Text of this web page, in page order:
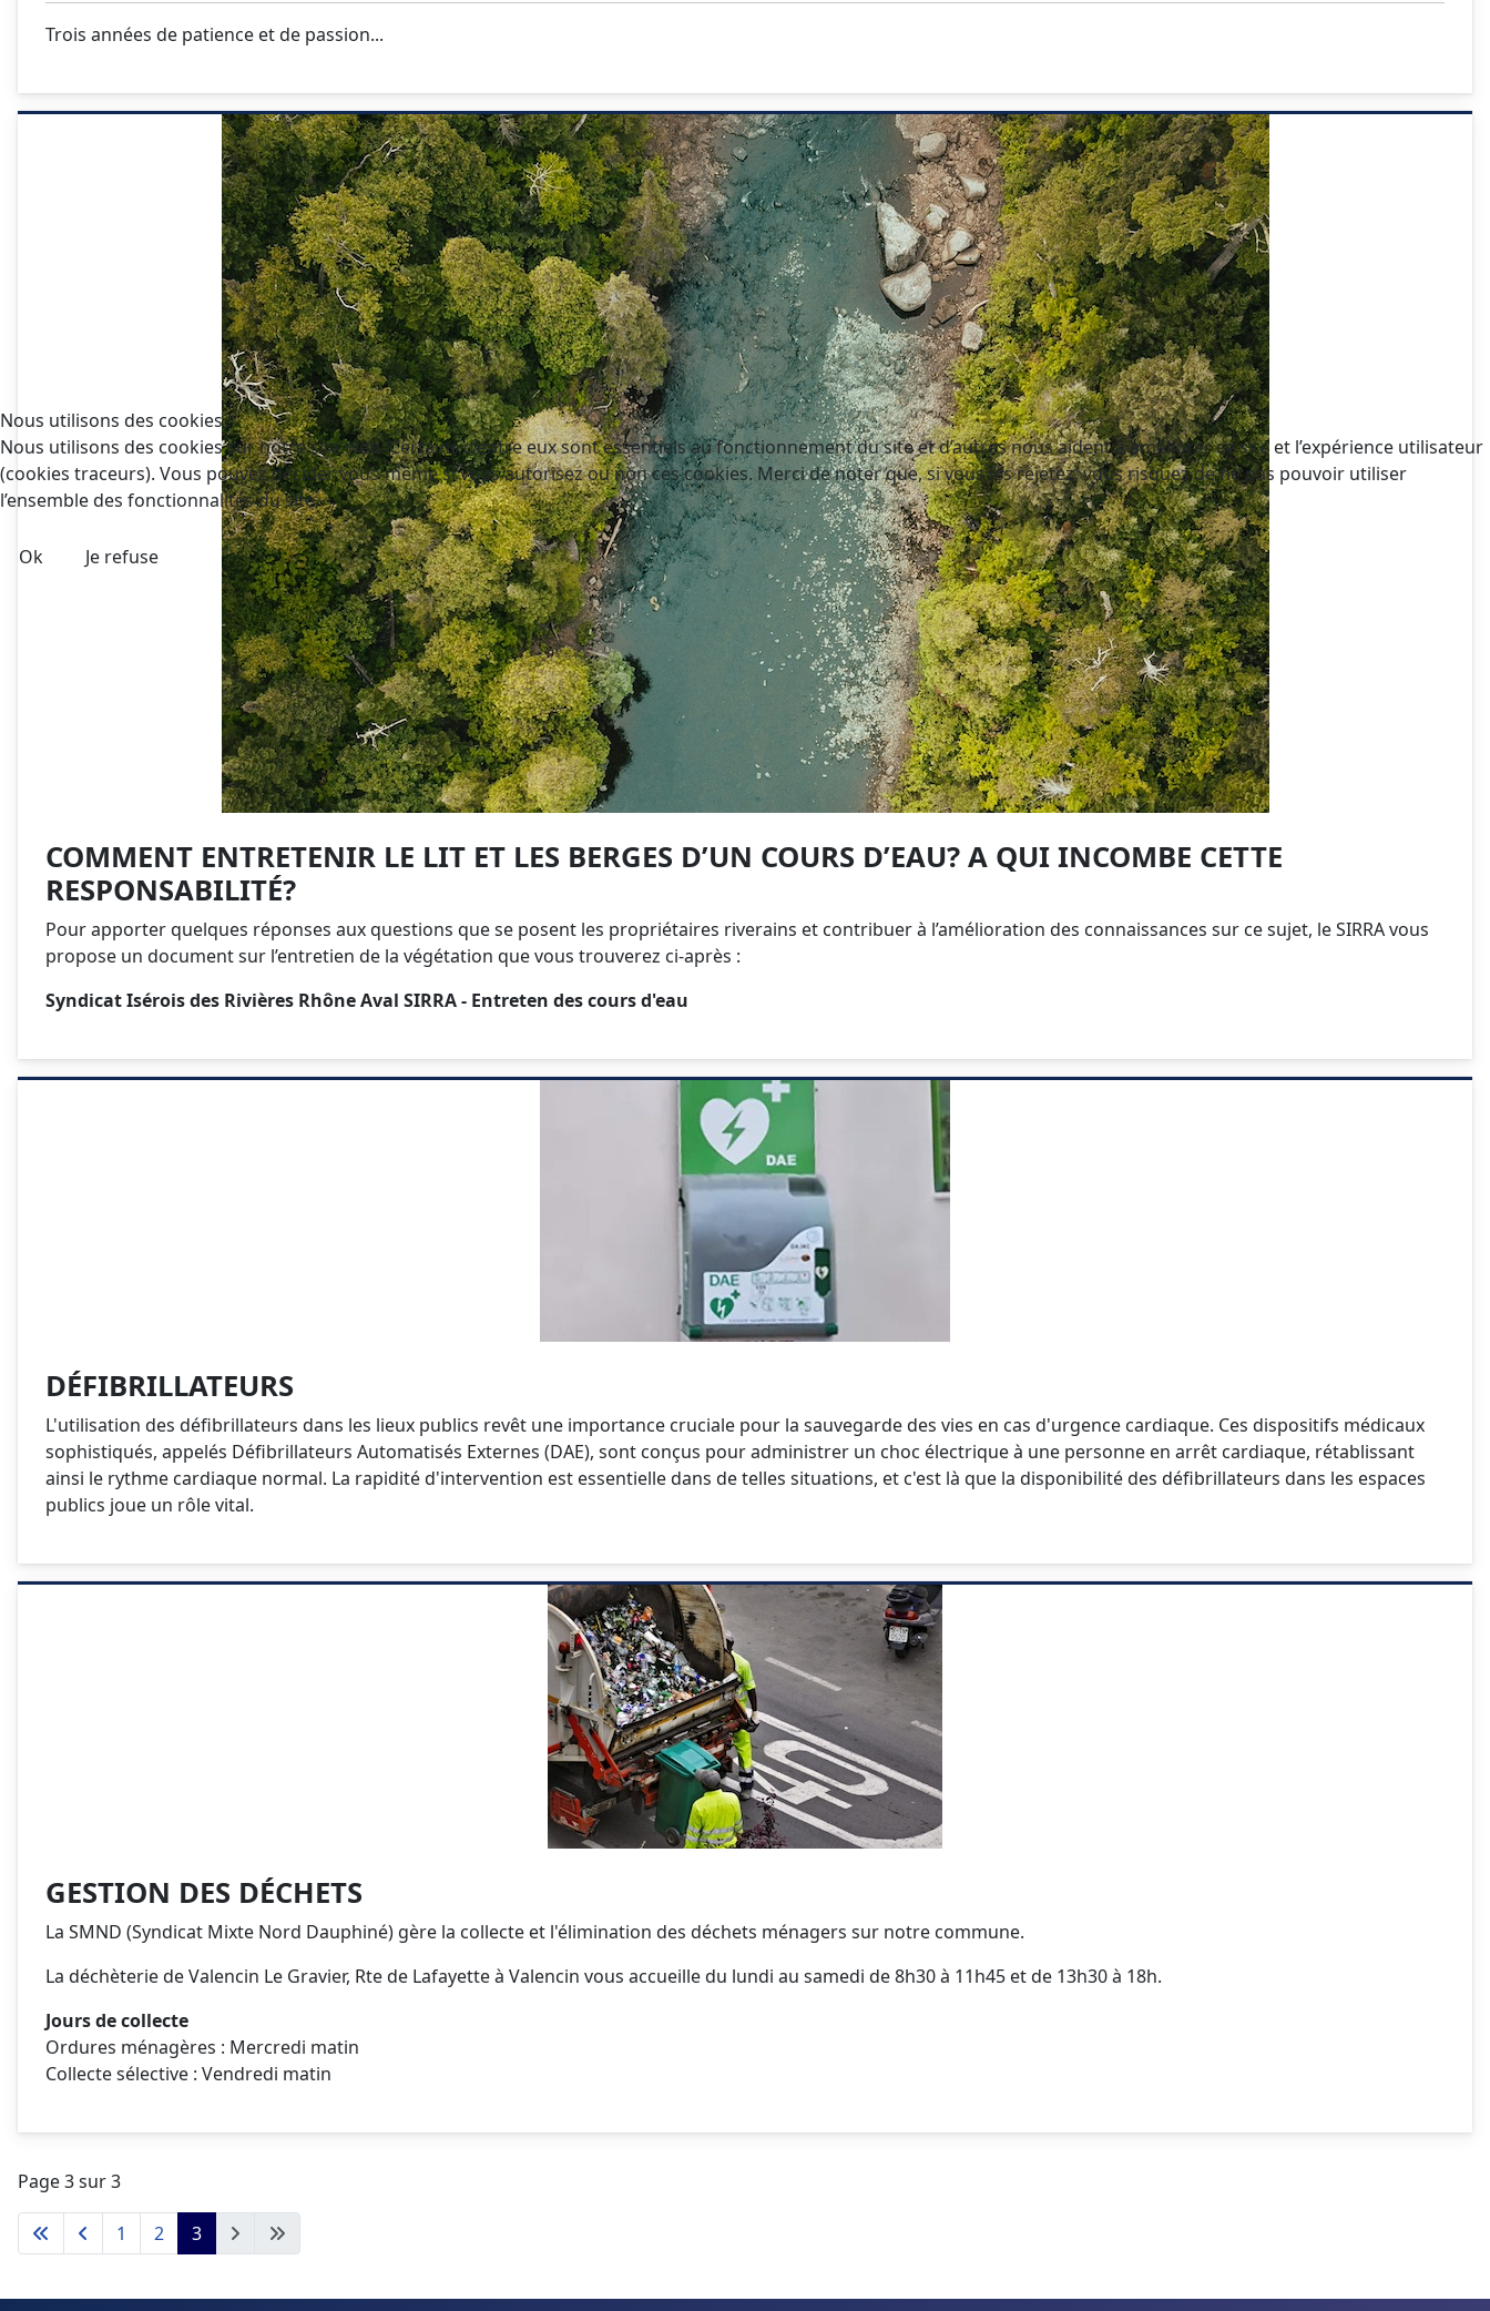
Trois années de patience et de passion...
COMMENT ENTRETENIR LE LIT ET LES BERGES D’UN COURS D’EAU? A QUI INCOMBE CETTE
RESPONSABILITÉ?
Pour apporter quelques réponses aux questions que se posent les propriétaires riverains et contribuer à l’amélioration des connaissances sur ce sujet, le SIRRA vous
propose un document sur l’entretien de la végétation que vous trouverez ci-après :
Syndicat Isérois des Rivières Rhône Aval SIRRA - Entreten des cours d'eau
DÉFIBRILLATEURS
L'utilisation des défibrillateurs dans les lieux publics revêt une importance cruciale pour la sauvegarde des vies en cas d'urgence cardiaque. Ces dispositifs médicaux
sophistiqués, appelés Défibrillateurs Automatisés Externes (DAE), sont conçus pour administrer un choc électrique à une personne en arrêt cardiaque, rétablissant
ainsi le rythme cardiaque normal. La rapidité d'intervention est essentielle dans de telles situations, et c'est là que la disponibilité des défibrillateurs dans les espaces
publics joue un rôle vital.
GESTION DES DÉCHETS
La SMND (Syndicat Mixte Nord Dauphiné) gère la collecte et l'élimination des déchets ménagers sur notre commune.
La déchèterie de Valencin Le Gravier, Rte de Lafayette à Valencin vous accueille du lundi au samedi de 8h30 à 11h45 et de 13h30 à 18h.
Jours de collecte
Ordures ménagères : Mercredi matin
Collecte sélective : Vendredi matin
Page 3 sur 3
1 2 3
Nous utilisons des cookies !
Nous utilisons des cookies sur notre site web. Certains d’entre eux sont essentiels au fonctionnement du site et d’autres nous aident à améliorer ce site et l’expérience utilisateur
(cookies traceurs). Vous pouvez décider vous-même si vous autorisez ou non ces cookies. Merci de noter que, si vous les rejetez, vous risquez de ne pas pouvoir utiliser
l’ensemble des fonctionnalités du site.
Ok Je refuse